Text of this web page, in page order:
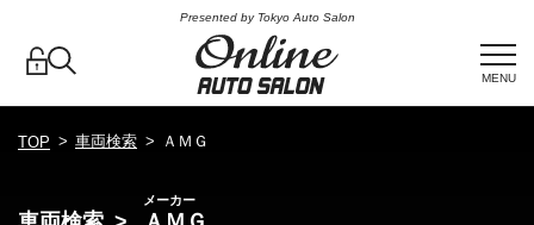
Presented by Tokyo Auto Salon
MENU
TOP 車両検索 ＡＭＧ
メーカー